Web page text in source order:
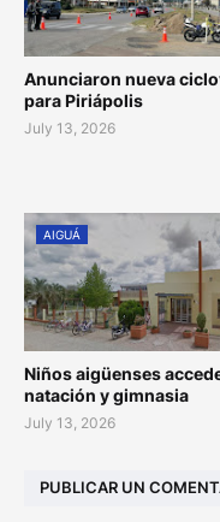
Anunciaron nueva
para Piriápolis
July 13, 2026
AIGUÁ
Niños aigüenses
natación y gimnasia
July 13, 2026
PUBLICAR UN